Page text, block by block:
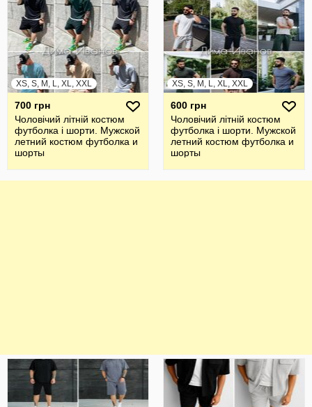
XS, S, M, L, XL, XXL
700 грн
Чоловічий літній костюм
футболка і шорти. Мужской
летний костюм футболка и
шорты
XS, S, M, L, XL, XXL
600 грн
Чоловічий літній костюм
футболка і шорти. Мужской
летний костюм футболка и
шорты